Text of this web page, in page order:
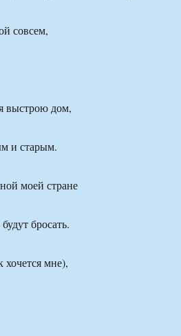
совсем,
выстрою дом,
и старым.
моей стране
бросать.
хочется мне),